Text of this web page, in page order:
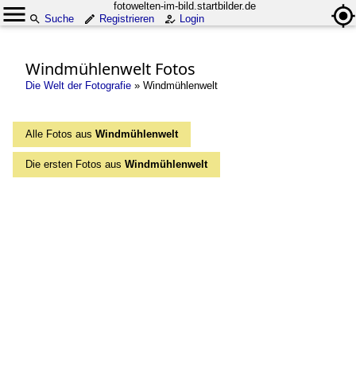
fotowelten-im-bild.startbilder.de
Suche
Registrieren Login
Windmühlenwelt Fotos
Die Welt der Fotografie » Windmühlenwelt
Alle Fotos aus Windmühlenwelt
Die ersten Fotos aus Windmühlenwelt